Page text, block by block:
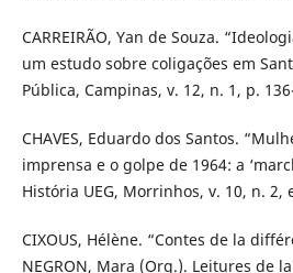
CARREIRÃO, Yan de Souza.
um estudo sobre coligações em
Pública, Campinas, v. 12, n. 1, p.
CHAVES, Eduardo dos Santos.
imprensa e o golpe de 1964: a
História UEG, Morrinhos, v. 10, n. 2,
CIXOUS, Hélène. “Contes de la
NEGRON, Mara (Org.). Leitures de